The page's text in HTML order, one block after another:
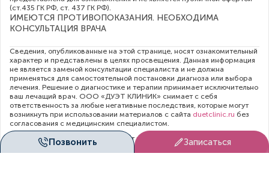
Позвонить Записаться
(ст.435 ГК РФ, cт. 437 ГК РФ).
ИМЕЮТСЯ ПРОТИВОПОКАЗАНИЯ. НЕОБХОДИМА
КОНСУЛЬТАЦИЯ ВРАЧА
Сведения, опубликованные на этой странице, носят ознакомительный
характер и представлены в целях просвещения. Данная информация
не является заменой консультации специалиста и не должна
применяться для самостоятельной постановки диагноза или выбора
лечения. Решение о диагностике и терапии принимает исключительно
ваш лечащий врач. ООО «ДУЭТ КЛИНИК» снимает с себя
ответственность за любые негативные последствия, которые могут
возникнуть при использовании материалов с сайта duetclinic.ru без
согласования с медицинским специалистом.
Администрация клиники прилагает все усилия для своевременного
обновления цен в опубликованном на сайте прейскуранте. Тем не